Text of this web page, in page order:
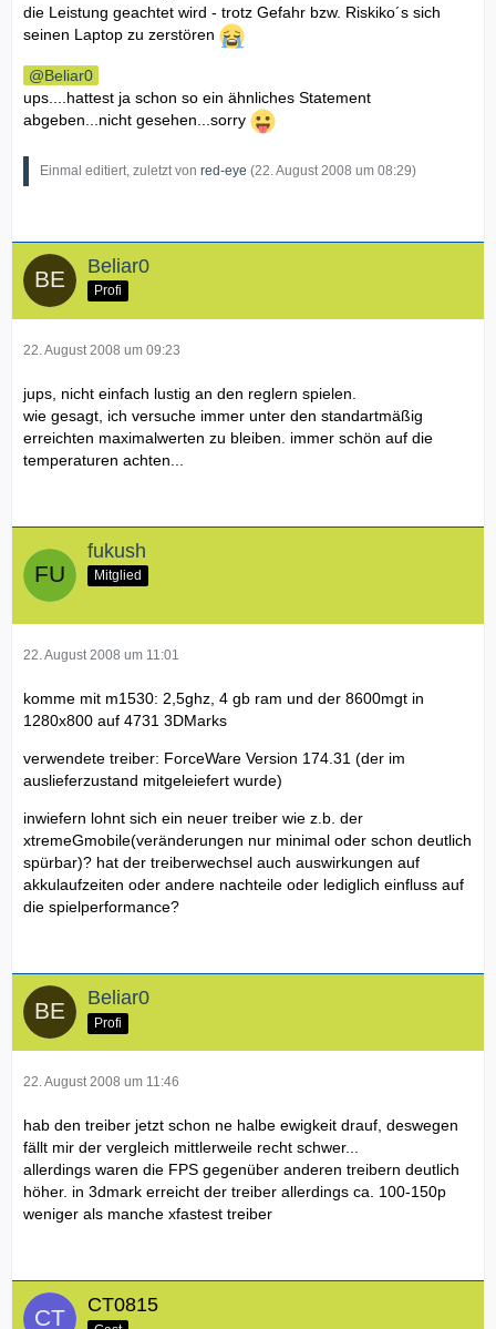
die Leistung geachtet wird - trotz Gefahr bzw. Riskiko´s sich
seinen Laptop zu zerstören
Beliar0
ups....hattest ja schon so ein ähnliches Statement
abgeben...nicht gesehen...sorry
Einmal editiert, zuletzt von red-eye (22. August 2008 um 08:29)
Beliar0
Profi
22. August 2008 um 09:23
jups, nicht einfach lustig an den reglern spielen.
wie gesagt, ich versuche immer unter den standartmäßig
erreichten maximalwerten zu bleiben. immer schön auf die
temperaturen achten...
fukush
Mitglied
22. August 2008 um 11:01
komme mit m1530: 2,5ghz, 4 gb ram und der 8600mgt in
1280x800 auf 4731 3DMarks
verwendete treiber: ForceWare Version 174.31 (der im
auslieferzustand mitgeleiefert wurde)
inwiefern lohnt sich ein neuer treiber wie z.b. der
xtremeGmobile(veränderungen nur minimal oder schon deutlich
spürbar)? hat der treiberwechsel auch auswirkungen auf
akkulaufzeiten oder andere nachteile oder lediglich einfluss auf
die spielperformance?
Beliar0
Profi
22. August 2008 um 11:46
hab den treiber jetzt schon ne halbe ewigkeit drauf, deswegen
fällt mir der vergleich mittlerweile recht schwer...
allerdings waren die FPS gegenüber anderen treibern deutlich
höher. in 3dmark erreicht der treiber allerdings ca. 100-150p
weniger als manche xfastest treiber
CT0815